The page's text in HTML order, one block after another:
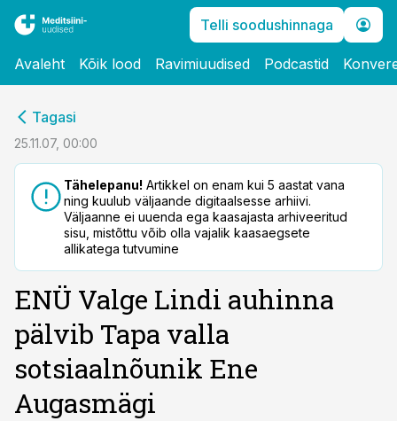
Telli soodushinnaga
Avaleht Kõik lood Ravimiuudised Podcastid
Tagasi
25.11.07, 00:00
Tähelepanu! Artikkel on enam kui 5 aastat vana
ning kuulub väljaande digitaalsesse arhiivi.
Väljaanne ei uuenda ega kaasajasta arhiveeritud
sisu, mistõttu võib olla vajalik kaasaegsete
allikatega tutvumine
ENÜ Valge Lindi auhinna
pälvib Tapa valla
sotsiaalnõunik Ene
Augasmägi